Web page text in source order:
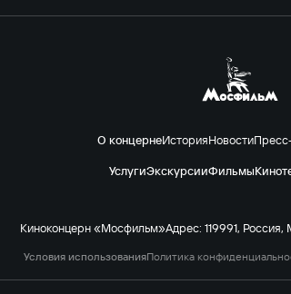
О концернеИсторияНовости
УслугиЭкскурсииФильмы
Киноконцерн «Мосфильм»Адрес: 119991,
Условия использованияПолитика